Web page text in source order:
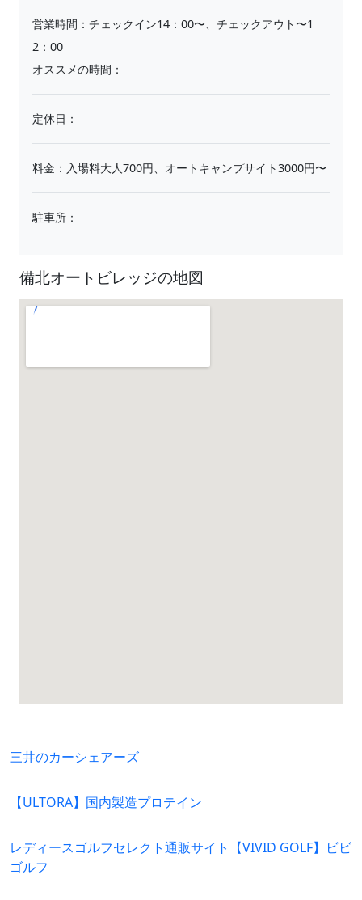
営業時間：チェックイン14：00〜、チェックアウト〜1
2：00
オススメの時間：
定休日：
料金：入場料大人700円、オートキャンプサイト3000円〜
駐車所：
備北オートビレッジの地図
三井のカーシェアーズ
【ULTORA】国内製造プロテイン
レディースゴルフセレクト通販サイト【VIVID GOLF】ビビ
ゴルフ